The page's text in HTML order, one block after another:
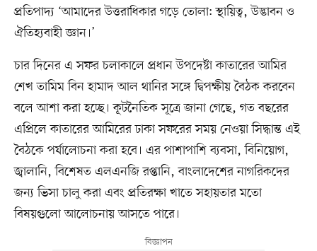
প্রতিপাদ্য ‘আমাদের উত্তরাধিকার গড়ে তোলা: স্থায়িত্ব, উদ্ভাবন ও
ঐতিহ্যবাহী জ্ঞান।’
চার দিনের এ সফর চলাকালে প্রধান উপদেষ্টা কাতারের আমির
শেখ তামিম বিন হামাদ আল থানির সঙ্গে দ্বিপক্ষীয় বৈঠক করবেন
বলে আশা করা হচ্ছে। কূটনৈতিক সূত্রে জানা গেছে, গত বছরের
এপ্রিলে কাতারের আমিরের ঢাকা সফরের সময় নেওয়া সিদ্ধান্ত এই
বৈঠকে পর্যালোচনা করা হবে। এর পাশাপাশি ব্যবসা, বিনিয়োগ,
জ্বালানি, বিশেষত এলএনজি রপ্তানি, বাংলাদেশের নাগরিকদের
জন্য ভিসা চালু করা এবং প্রতিরক্ষা খাতে সহায়তার মতো
বিষয়গুলো আলোচনায় আসতে পারে।